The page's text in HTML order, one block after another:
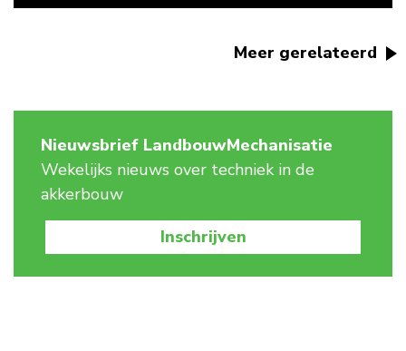
Meer gerelateerd
Nieuwsbrief LandbouwMechanisatie
Wekelijks nieuws over techniek in de
akkerbouw
Inschrijven